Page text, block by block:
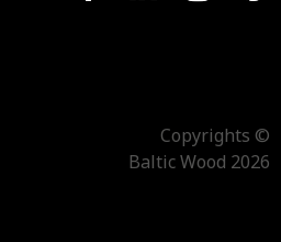
Copyrights ©
Baltic Wood 2026